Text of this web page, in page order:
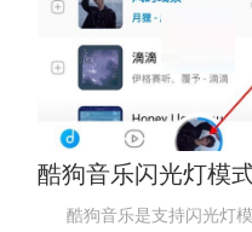
酷狗音乐闪光灯模
闭?酷狗音乐闪光
酷狗音乐是支持闪光灯